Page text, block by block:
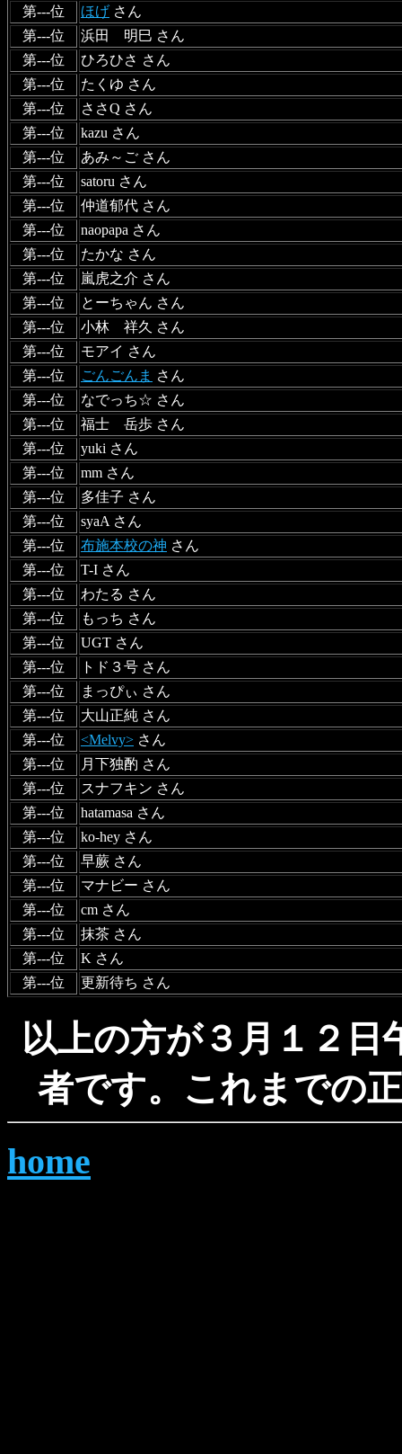
第---位
ほげ さん
第---位
浜田 明巳 さん
第---位
ひろひさ さん
第---位
たくゆ さん
第---位
ささQ さん
第---位
kazu さん
第---位
あみ～ご さん
第---位
satoru さん
第---位
仲道郁代 さん
第---位
naopapa さん
第---位
たかな さん
第---位
嵐虎之介 さん
第---位
とーちゃん さん
第---位
小林 祥久 さん
第---位
モアイ さん
第---位
ごんごんま さん
第---位
なでっち☆ さん
第---位
福士 岳歩 さん
第---位
yuki さん
第---位
mm さん
第---位
多佳子 さん
第---位
syaA さん
第---位
布施本校の神 さん
第---位
T-I さん
第---位
わたる さん
第---位
もっち さん
第---位
UGT さん
第---位
トド３号 さん
第---位
まっぴぃ さん
第---位
大山正純 さん
第---位
<Melvy> さん
第---位
月下独酌 さん
第---位
スナフキン さん
第---位
hatamasa さん
第---位
ko-hey さん
第---位
早蕨 さん
第---位
マナビー さん
第---位
cm さん
第---位
抹茶 さん
第---位
K さん
第---位
更新待ち さん
以上の方が３月１２日
者です。これまで
home